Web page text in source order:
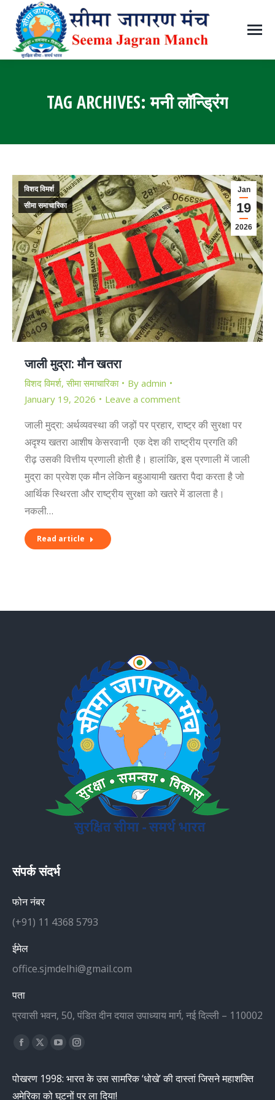
TAG ARCHIVES:मनी लॉन्ड्रिंग
Jan
19
2026
विशद विमर्श
सीमा समाचारिका
जाली मुद्रा: मौन खतरा
विशद विमर्श,सीमा समाचारिका By admin
January 19, 2026
Leave a comment
जाली मुद्रा: अर्थव्यवस्था की जड़ों पर प्रहार, राष्ट्र की सुरक्षा पर
अदृश्य खतरा आशीष केसरवानी एक देश की राष्ट्रीय प्रगति की
रीढ़ उसकी वित्तीय प्रणाली होती है। हालांकि, इस प्रणाली में जाली
मुद्रा का प्रवेश एक मौन लेकिन बहुआयामी खतरा पैदा करता है जो
आर्थिक स्थिरता और राष्ट्रीय सुरक्षा को खतरे में डालता है।
नकली…
Read article
संपर्क संदर्भ
फोन नंबर
(+91) 11 4368 5793
ईमेल
office.sjmdelhi@gmail.com
पता
प्रवासी भवन, 50, पंडित दीन दयाल उपाध्याय मार्ग, नई दिल्ली – 110002
Find us on:
Facebook
opens
in
X
opens
in
YouTube
opens
in
Instagram
opens
in
पोखरण 1998: भारत के उस सामरिक ‘धोखे’ की दास्तां जिसने महाशक्ति
अमेरिका को घुटनों पर ला दिया!